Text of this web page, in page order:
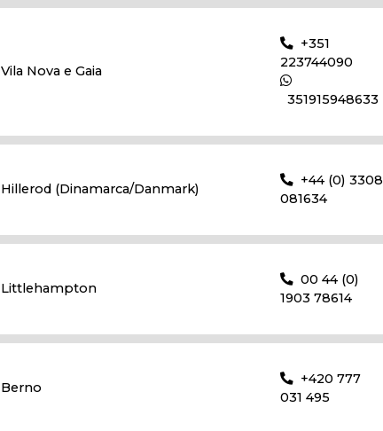
Vila Nova e Gaia
+351
223744090
351915948633
Hillerod (Dinamarca/Danmark)
+44 (0) 3308
081634
Littlehampton
00 44 (0)
1903 78614
Berno
+420 777
031 495